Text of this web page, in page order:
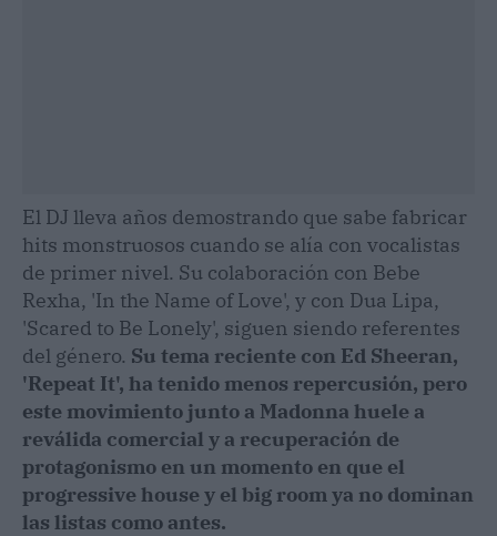
El DJ lleva años demostrando que sabe fabricar
hits monstruosos cuando se alía con vocalistas
de primer nivel. Su colaboración con Bebe
Rexha, 'In the Name of Love', y con Dua Lipa,
'Scared to Be Lonely', siguen siendo referentes
del género. Su tema reciente con Ed Sheeran,
'Repeat It', ha tenido menos repercusión, pero
este movimiento junto a Madonna huele a
reválida comercial y a recuperación de
protagonismo en un momento en que el
progressive house y el big room ya no dominan
las listas como antes.